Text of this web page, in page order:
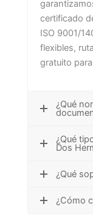
certificado
ISO 9001/
flexibles,
gratuito
¿Qué
¿Qué
Dos
¿Qué
¿Cómo